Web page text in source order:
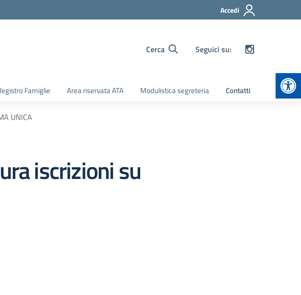
Accedi
Cerca Seguici su:
Famiglie Area riservata ATA Modulistica segreteria Contatti
UNICA
iscrizioni su